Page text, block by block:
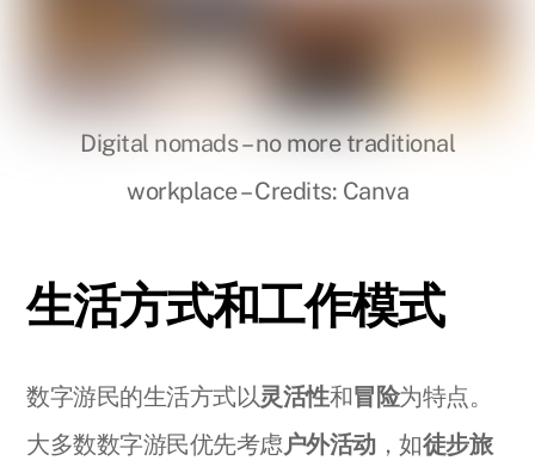
Digital nomads – no more traditional
workplace – Credits: Canva
生活方式和工作模式
数字游民的生活方式以灵活性和冒险为特点。
大多数数字游民优先考虑 户外活动，如徒步旅